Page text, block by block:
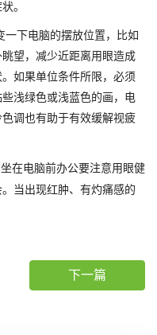
。
一下电脑的摆放位置，比如
望，减少近距离用眼造成
如果单位条件所限，必须
浅绿色或浅蓝色的画，电
调也有助于有效缓解视疲
在电脑前办公要注意用眼健
当出现红肿、有灼痛感的
下一篇